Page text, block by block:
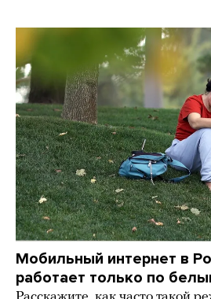
Мобильный интернет в
работает только по